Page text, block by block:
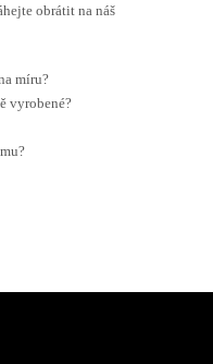
obrátit na náš
míru?
vyrobené?